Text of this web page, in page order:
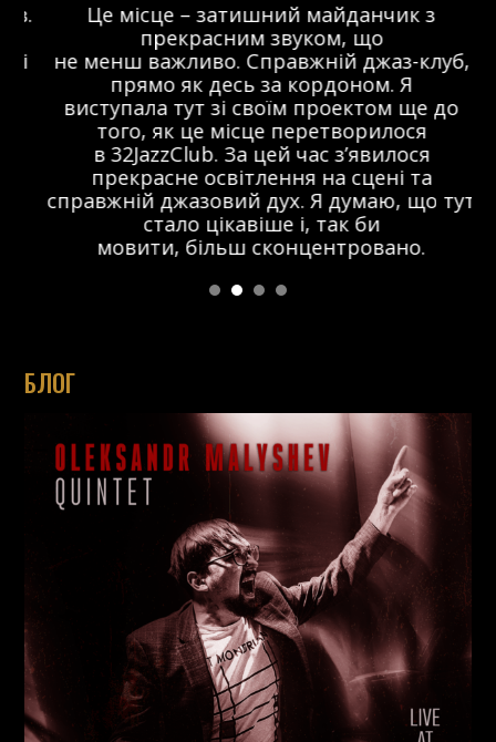
Це місце – затишний майданчик з
прекрасним звуком, що
не менш важливо. Справжній джаз-клуб,
прямо як десь за кордоном. Я
виступала тут зі своїм проектом ще до
того, як це місце перетворилося
в 32JazzClub. За цей час з’явилося
прекрасне освітлення на сцені та
справжній джазовий дух. Я думаю, що тут
стало цікавіше і, так би
мовити, більш сконцентровано.
БЛОГ